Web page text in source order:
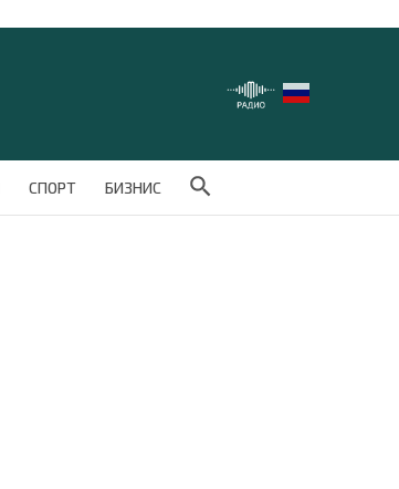
СПОРТ БИЗНИС
Search Button